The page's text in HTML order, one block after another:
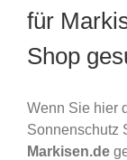
für
Shop
Wenn Sie hier
Sonnenschutz
Markisen.de